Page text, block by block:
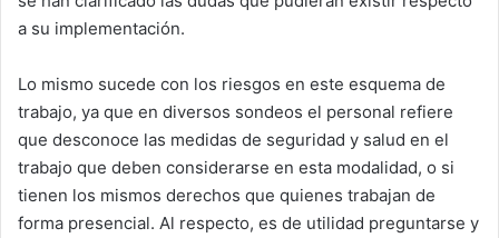
a su implementación.
Lo mismo sucede con los riesgos en este esquema de
trabajo, ya que en diversos sondeos el personal refiere
que desconoce las medidas de seguridad y salud en el
trabajo que deben considerarse en esta modalidad, o si
tienen los mismos derechos que quienes trabajan de
forma presencial. Al respecto, es de utilidad preguntarse y